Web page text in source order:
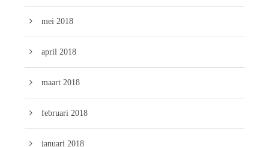
mei 2018
april 2018
maart 2018
februari 2018
januari 2018